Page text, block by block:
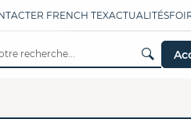
FRENCH TEXACTUALITÉS